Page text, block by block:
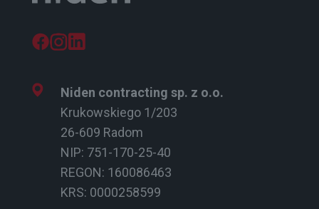
Niden contracting sp. z o.o.
Krukowskiego 1/203
26-609 Radom
NIP: 751-170-25-40
REGON: 160086463
KRS: 0000258599